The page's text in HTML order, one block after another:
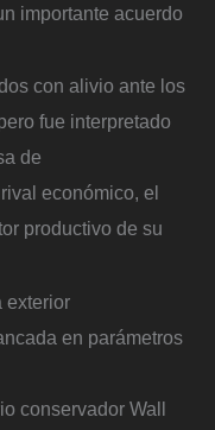
importante acuerdo
con alivio ante los
fue interpretado
de
económico, el
productivo de su
exterior
en parámetros
conservador Wall